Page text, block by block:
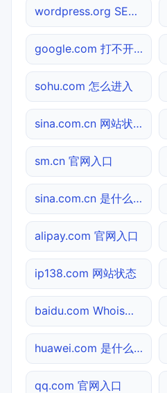
wordpress.org SEO体检
google.com 打不开检测
sohu.com 怎么进入
sina.com.cn 网站状态
sm.cn 官网入口
sina.com.cn 是什么网站
alipay.com 官网入口
ip138.com 网站状态
baidu.com Whois查询
huawei.com 是什么网站
qq.com 官网入口